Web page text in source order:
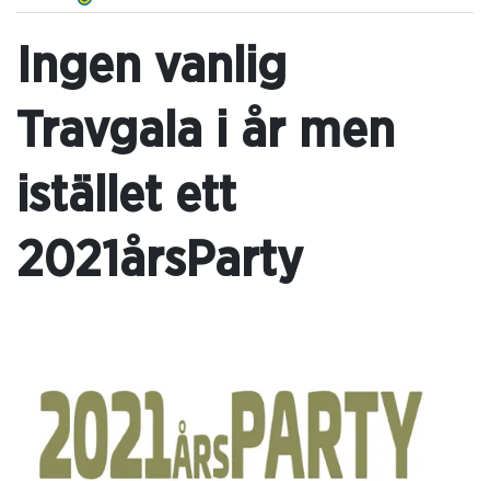
Ingen vanlig
Travgala i år men
istället ett
2021årsParty